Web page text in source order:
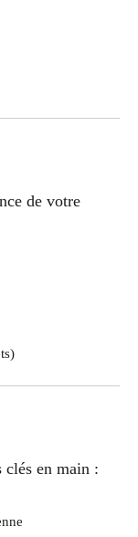
de votre
clés en main :